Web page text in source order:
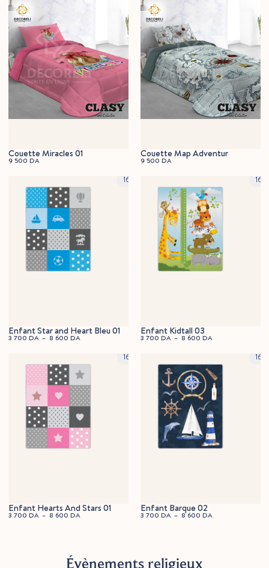
Couette Miracles 01
9 500DA
Couette Map Adventur
9 500 DA
120x160cm
160x230cm
Enfant Star and Heart Bleu 01
3 700DA – 8 600DA
Enfant Kidtall 03
3 700 DA – 8 600 DA
120x160cm
160x230cm
Enfant Hearts And Stars 01
3 700DA – 8 600DA
Enfant Barque 02
3 700 DA – 8 600 DA
Évènements religieux